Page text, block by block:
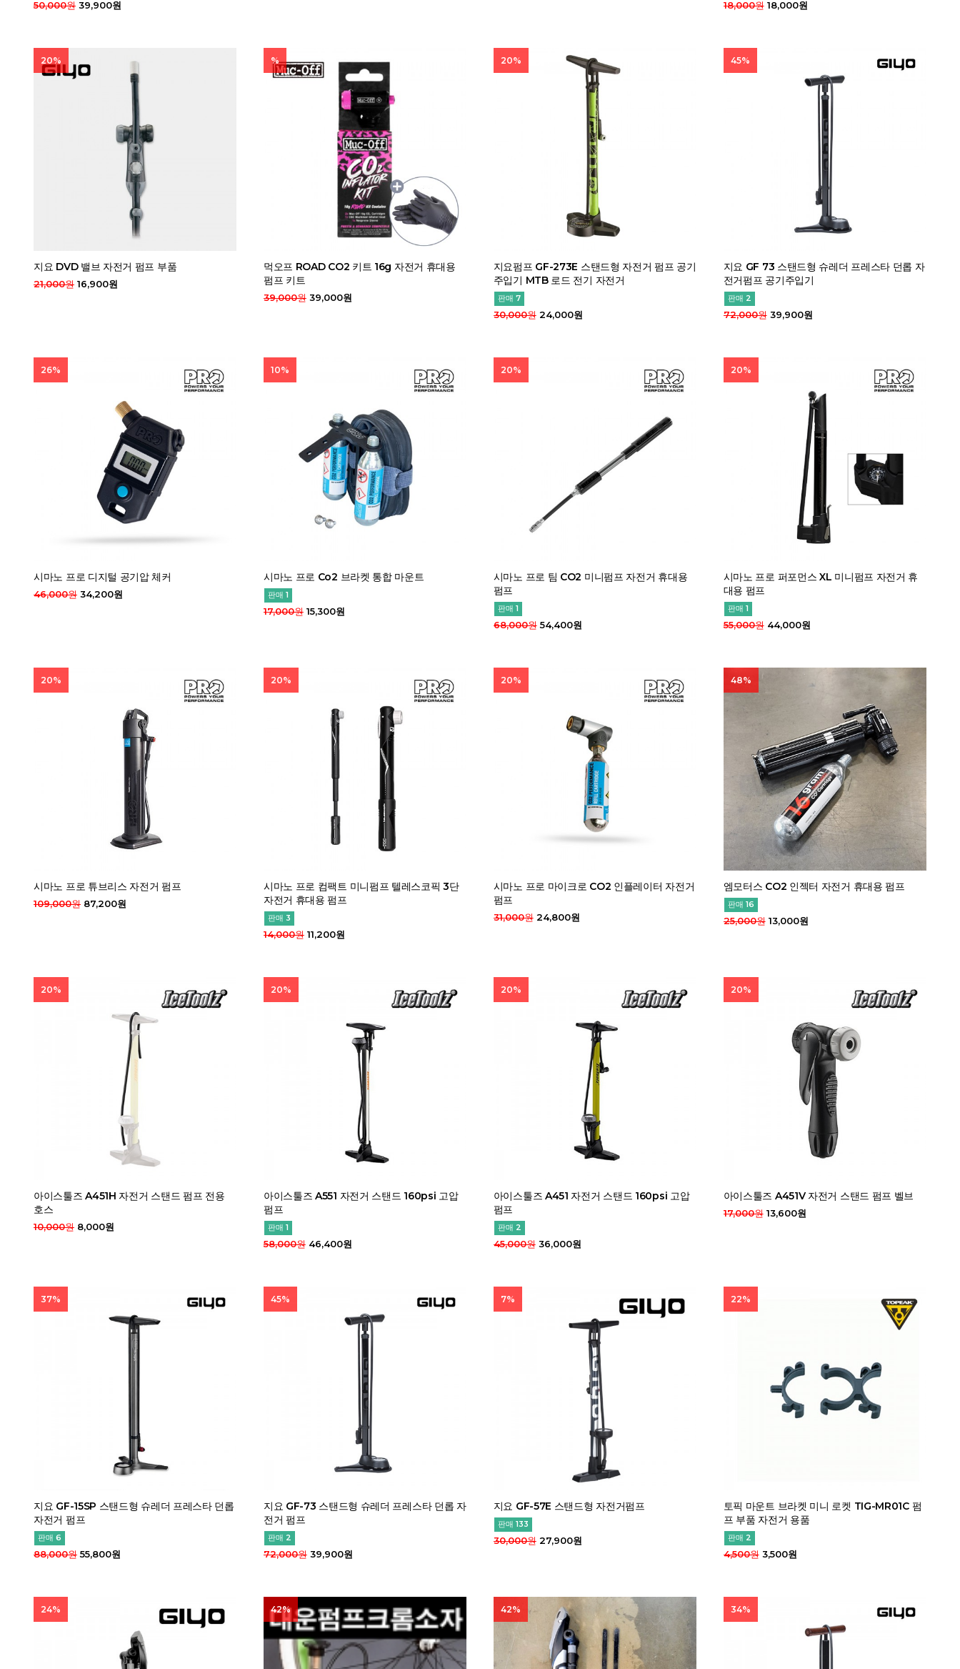
50,000원 39,900원 18,000원18,000원
지요 DVD 밸브 자전거 펌프 부품
20%
21,000원 16,900원
먹오프 ROAD CO2 키트 16g 자전거 휴대용
펌프 키트
%
39,000원39,000원
지요펌프 GF-273E 스탠드형 자전거 펌프 공기
주입기 MTB 로드 전기 자전거
판매 7
20%
30,000원24,000원
지요 GF 73 스탠드형 슈레더 프레스타 던롭 자
전거펌프 공기주입기
판매 2
45%
72,000원39,900원
시마노 프로 디지털 공기압 체커
26%
46,000원 34,200원
시마노 프로 Co2 브라켓 통합 마운트
판매 1
10%
17,000원15,300원
시마노 프로 팀 CO2 미니펌프 자전거 휴대용
펌프
판매 1
20%
68,000원54,400원
시마노 프로 퍼포먼스 XL 미니펌프 자전거 휴
대용 펌프
판매 1
20%
55,000원44,000원
시마노 프로 튜브리스 자전거 펌프
20%
109,000원 87,200원
시마노 프로 컴팩트 미니펌프 텔레스코픽 3단
자전거 휴대용 펌프
판매 3
20%
14,000원11,200원
시마노 프로 마이크로 CO2 인플레이터 자전거
펌프
20%
31,000원24,800원
엠모터스 CO2 인젝터 자전거 휴대용 펌프
판매 16
48%
25,000원13,000원
아이스툴즈 A451H 자전거 스탠드 펌프 전용
호스
20%
10,000원 8,000원
아이스툴즈 A551 자전거 스탠드 160psi 고압
펌프
판매 1
20%
58,000원46,400원
아이스툴즈 A451 자전거 스탠드 160psi 고압
펌프
판매 2
20%
45,000원36,000원
아이스툴즈 A451V 자전거 스탠드 펌프 벨브
20%
17,000원13,600원
지요 GF-15SP 스탠드형 슈레더 프레스타 던롭
자전거 펌프
판매 6
37%
88,000원55,800원
지요 GF-73 스탠드형 슈레더 프레스타 던롭 자
전거 펌프
판매 2
45%
72,000원39,900원
지요 GF-57E 스탠드형 자전거펌프
판매 133
7%
30,000원27,900원
토픽 마운트 브라켓 미니 로켓 TIG-MR01C 펌
프 부품 자전거 용품
판매 2
22%
4,500원3,500원
24% 42% 42% 34%